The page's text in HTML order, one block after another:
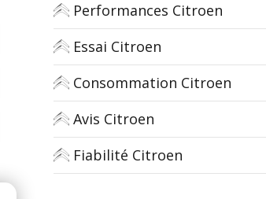
Performances Citroen
Essai Citroen
Consommation Citroen
Avis Citroen
Fiabilité Citroen